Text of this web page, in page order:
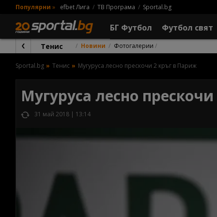
Популярни » efbet Лига ТВ Програма Sportal.bg
БГ Футбол Футбол свят
Тенис Новини Фотогалерии
Sportal.bg Тенис Мугуруса лесно прескочи 2 кръг в Париж
Мугуруса лесно
31 май 2018 | 13:14